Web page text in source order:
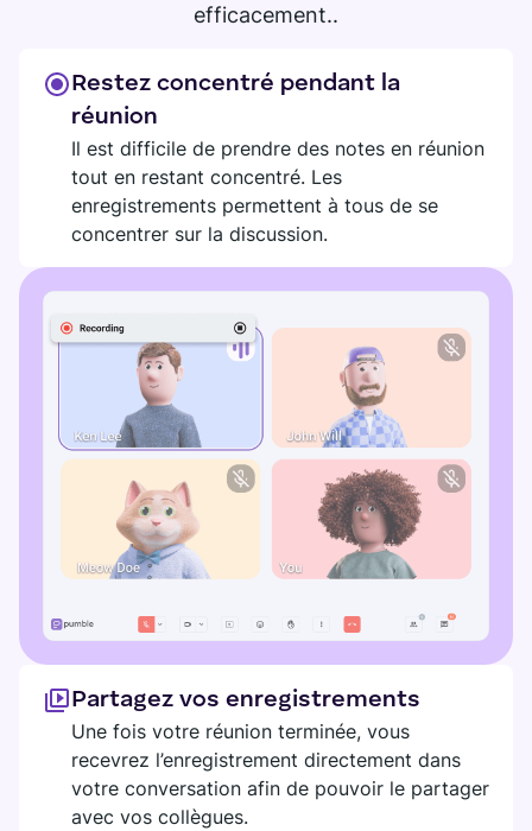
Google Drive
Toutes les intégrations
MARKETPLACE
Découvrez de nouvelles applis adaptées aux besoins de
Connectez votre équipe, vos partenaires et vos outils
Découvrir
efficacement..
Restez concentré pendant la
réunion
Il est difficile de prendre des notes en réunion
tout en restant concentré. Les
enregistrements permettent à tous de se
concentrer sur la discussion.
Partagez vos enregistrements
Une fois votre réunion terminée, vous
recevrez l’enregistrement directement dans
votre conversation afin de pouvoir le partager
avec vos collègues.